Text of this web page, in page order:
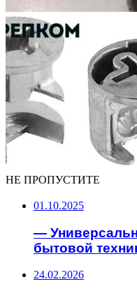
НЕ ПРОПУСТИТЕ
01.10.2025
—
бытовой
24.02.2026